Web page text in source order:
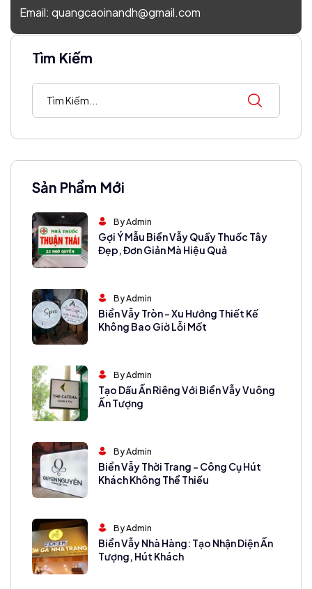
Email: quangcaoinandh@gmail.com
Tìm Kiếm
Sản Phẩm Mới
By Admin
Gợi Ý Mẫu Biển Vẫy Quầy Thuốc Tây
Đẹp, Đơn Giản Mà Hiệu Quả
By Admin
Biển Vẫy Tròn – Xu Hướng Thiết Kế
Không Bao Giờ Lỗi Mốt
By Admin
Tạo Dấu Ấn Riêng Với Biển Vẫy Vuông
Ấn Tượng
By Admin
Biển Vẫy Thời Trang – Công Cụ Hút
Khách Không Thể Thiếu
By Admin
Biển Vẫy Nhà Hàng: Tạo Nhận Diện Ấn
Tượng, Hút Khách